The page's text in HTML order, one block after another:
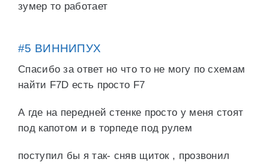
зумер то работает
#5 ВИННИПУХ
Спасибо за ответ но что то не могу по схемам
найти F7D есть просто F7
А где на передней стенке просто у меня стоят
под капотом и в торпеде под рулем
поступил бы я так- сняв щиток , прозвонил